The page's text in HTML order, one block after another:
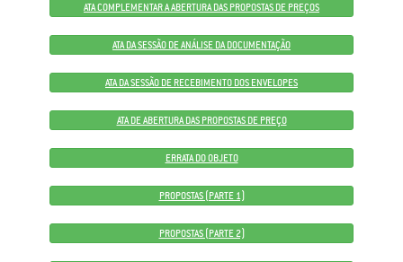
ATA COMPLEMENTAR A ABERTURA DAS PROPOSTAS DE PREÇOS
ATA DA SESSÃO DE ANÁLISE DA DOCUMENTAÇÃO
ATA DA SESSÃO DE RECEBIMENTO DOS ENVELOPES
ATA DE ABERTURA DAS PROPOSTAS DE PREÇO
ERRATA DO OBJETO
PROPOSTAS (PARTE 1)
PROPOSTAS (PARTE 2)